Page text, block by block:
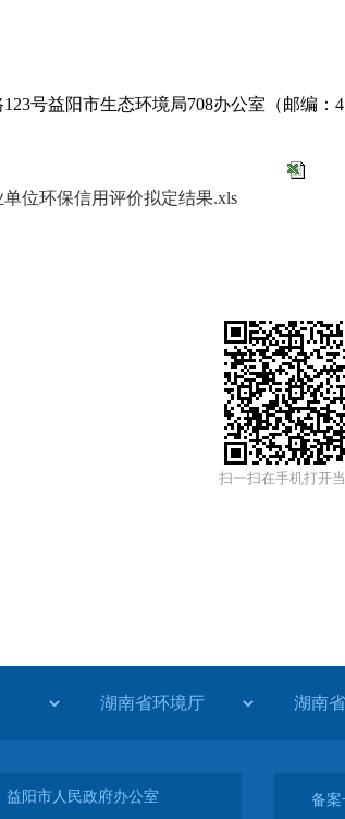
益阳市生态环境局708办公室（邮编：
位环保信用评价拟定结果.xls
扫一扫在手机打开
益阳市人民政府办公室 备案